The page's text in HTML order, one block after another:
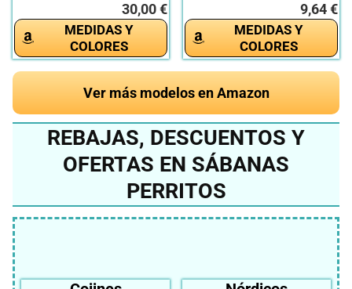
30,00 €
MEDIDAS Y
COLORES
9,64 €
MEDIDAS Y
COLORES
Ver más modelos en Amazon
REBAJAS, DESCUENTOS Y
OFERTAS EN SÁBANAS
PERRITOS